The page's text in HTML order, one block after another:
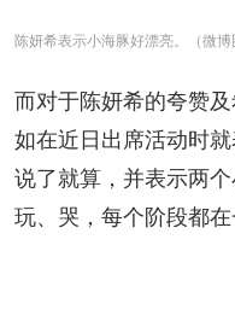
陈妍希表示小海豚好漂亮。（微博
而对于陈妍希的夸赞
如在近日出席活动时
说了就算，并表示两
玩、哭，每个阶段都在